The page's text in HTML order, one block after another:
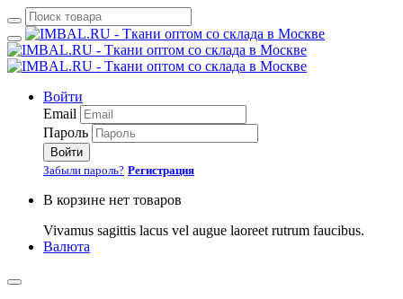
Войти
Email
Пароль
Войти
Забыли пароль? Регистрация
В корзине нет товаров
Vivamus sagittis lacus vel augue laoreet rutrum faucibus.
Валюта